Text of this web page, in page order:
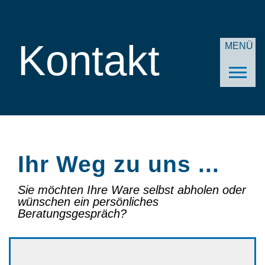
MENÜ
Kontakt
Ihr Weg zu uns ...
Sie möchten Ihre Ware selbst abholen oder
wünschen ein persönliches
Beratungsgespräch?